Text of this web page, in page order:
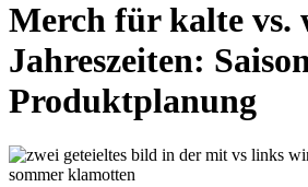
Merch für kalte vs.
Jahreszeiten:
Produktplanung